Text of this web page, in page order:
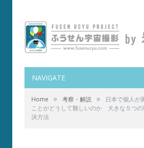
NAVIGATE
Home » 考察・解説 »
日本で個人が
ことがどうして難しいのか 大きな５つ
決方法